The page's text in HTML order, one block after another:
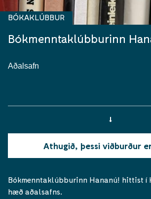
Bókmenntaklúbburinn
BÓKAKLÚBBUR
Aðalsafn
Athugið, þessi viðburður
Bókmenntaklúbburinn Hananú! hittist í
hæð aðalsafns.